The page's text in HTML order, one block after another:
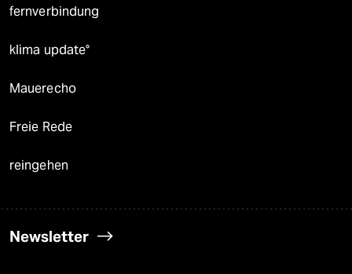
fernverbindung
klima update°
Mauerecho
Freie Rede
reingehen
Newsletter